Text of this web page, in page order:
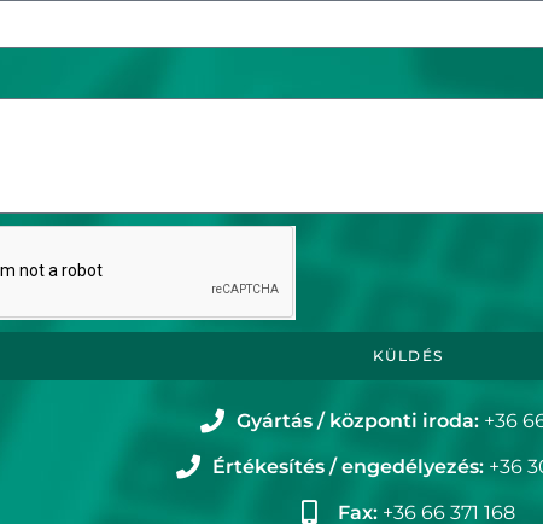
KÜLDÉS
Gyártás / központi iroda:+36
Értékesítés / engedélyezés: +36
Fax:+36 66 371 168